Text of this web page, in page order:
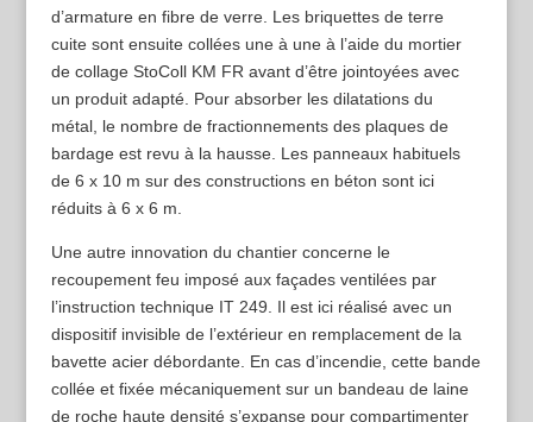
d’armature en fibre de verre. Les briquettes de terre
cuite sont ensuite collées une à une à l’aide du mortier
de collage StoColl KM FR avant d’être jointoyées avec
un produit adapté. Pour absorber les dilatations du
métal, le nombre de fractionnements des plaques de
bardage est revu à la hausse. Les panneaux habituels
de 6 x 10 m sur des constructions en béton sont ici
réduits à 6 x 6 m.
Une autre innovation du chantier concerne le
recoupement feu imposé aux façades ventilées par
l’instruction technique IT 249. Il est ici réalisé avec un
dispositif invisible de l’extérieur en remplacement de la
bavette acier débordante. En cas d’incendie, cette bande
collée et fixée mécaniquement sur un bandeau de laine
de roche haute densité s’expanse pour compartimenter